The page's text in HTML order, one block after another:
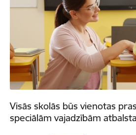
Visās skolās būs vienotas
speciālām vajadzībām